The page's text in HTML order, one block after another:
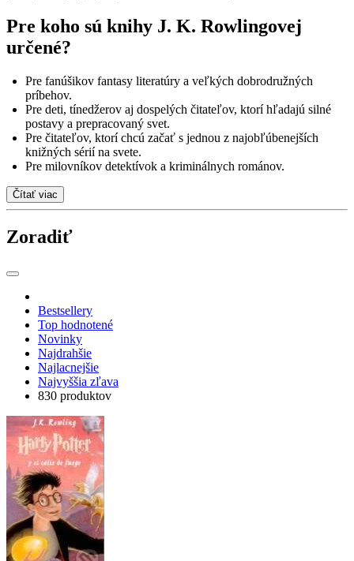
Pre koho sú knihy J. K. Rowlingovej
určené?
Pre fanúšikov fantasy literatúry a veľkých dobrodružných
príbehov.
Pre deti, tínedžerov aj dospelých čitateľov, ktorí hľadajú silné
postavy a prepracovaný svet.
Pre čitateľov, ktorí chcú začať s jednou z najobľúbenejších
knižných sérií na svete.
Pre milovníkov detektívok a kriminálnych románov.
Čítať viac
Zoradiť
Bestsellery
Top hodnotené
Novinky
Najdrahšie
Najlacnejšie
Najvyššia zľava
830 produktov